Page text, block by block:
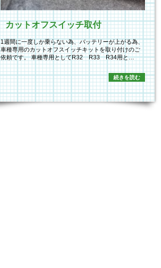
カットオフスイッチ取付
1週間に一度しか乗らない為、バッテリーが上がる為、
車種専用のカットオフスイッチキットを取り付けのご
依頼です。 車種専用としてR32 R33 R34用と…
続きを読む